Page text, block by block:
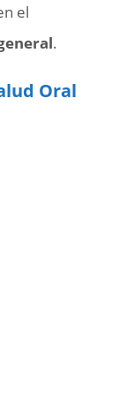
el
.
Oral